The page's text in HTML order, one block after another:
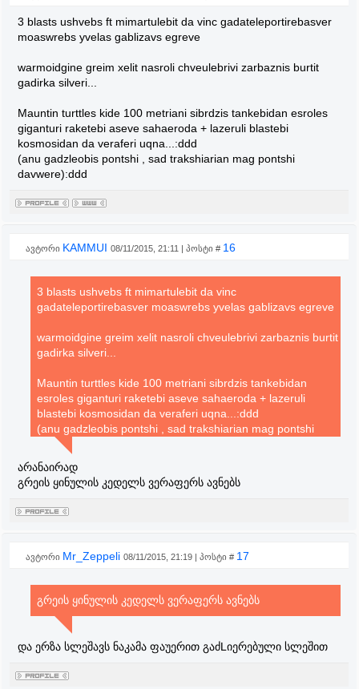
3 blasts ushvebs ft mimartulebit da vinc gadateleportirebasver
moaswrebs yvelas gablizavs egreve
warmoidgine greim xelit nasroli chveulebrivi zarbaznis burtit
gadirka silveri...
Mauntin turttles kide 100 metriani sibrdzis tankebidan esroles
giganturi raketebi aseve sahaeroda + lazeruli blastebi
kosmosidan da veraferi uqna...:ddd
(anu gadzleobis pontshi , sad trakshiarian mag pontshi
davwere):ddd
ავტორი KAMMUI 08/11/2015, 21:11 | პოსტი # 16
3 blasts ushvebs ft mimartulebit da vinc
gadateleportirebasver moaswrebs yvelas gablizavs egreve
warmoidgine greim xelit nasroli chveulebrivi zarbaznis burtit
gadirka silveri...
Mauntin turttles kide 100 metriani sibrdzis tankebidan
esroles giganturi raketebi aseve sahaeroda + lazeruli
blastebi kosmosidan da veraferi uqna...:ddd
(anu gadzleobis pontshi , sad trakshiarian mag pontshi
davwere):ddd
არანაირად
გრეის ყინულის კედელს ვერაფერს ავნებს
ავტორი Mr_Zeppeli 08/11/2015, 21:19 | პოსტი # 17
გრეის ყინულის კედელს ვერაფერს ავნებს
და ერზა სლეშავს ნაკამა ფაუერით გაძLიერებული სლეშით